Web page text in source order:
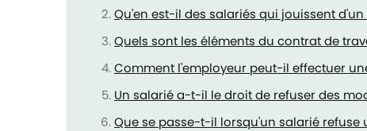
Qu'en est-il des salariés qui jouissent
Quels sont les éléments du contrat de
Comment l'employeur peut-il effectuer
Un salarié a-t-il le droit de refuser des
Que se passe-t-il lorsqu'un salarié